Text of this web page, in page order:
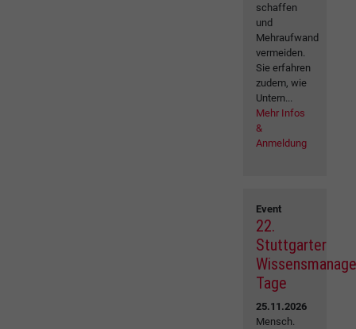
schaffen
und
Mehraufwand
vermeiden.
Sie erfahren
zudem, wie
Untern...
Mehr Infos
&
Anmeldung
Event
22.
Stuttgarter
Tage
25.11.2026
Mensch.